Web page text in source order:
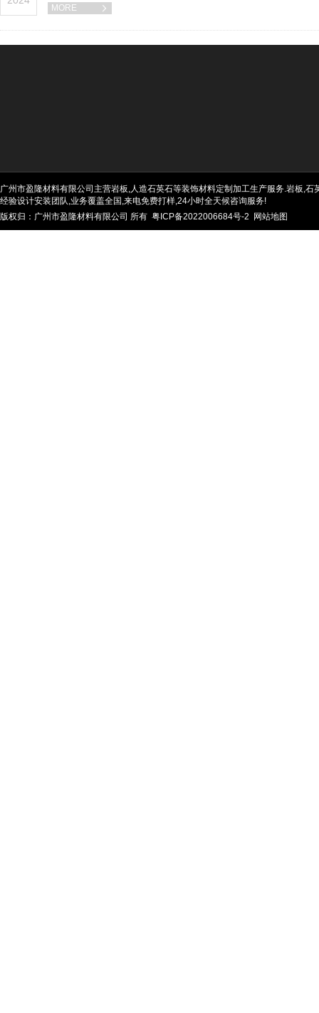
MORE 
广州市盈隆材料有限公司主营岩板,人造石英石等装饰材料定制加工生产服务.岩板,
经验设计安装团队,业务覆盖全国,来电免费打样,24小时全天候咨询服务!
版权归：广州市盈隆材料有限公司 所有 粤ICP备2022006684号-2 网站地图